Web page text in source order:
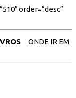
order=”desc”
ONDE IR EM